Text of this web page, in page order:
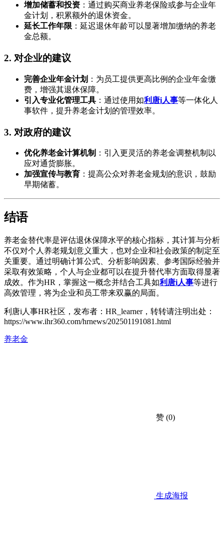
增加储蓄和投资 ：通过购买商业养老保险或参与企业年
金计划，积累额外的退休资金。
延长工作年限 ：延迟退休年龄可以显著增加缴纳的养老
金总额。
2. 对企业的建议
完善企业年金计划 ：为员工提供更高比例的企业年金缴
费，增强其退休保障。
引入专业化管理工具 ：通过使用如利唐i人事等一体化人
事软件，提升养老金计划的管理效率。
3. 对政府的建议
优化养老金计算机制 ：引入更灵活的养老金调整机制以
应对通货膨胀。
加强宣传与教育 ：提高公众对养老金规划的意识，鼓励
早期储蓄。
结语
养老金替代率是评估退休保障水平的核心指标，其计算与分析
不仅对个人养老规划意义重大，也对企业和社会政策的制定至
关重要。通过明确计算公式、分析影响因素、参考国际经验并
采取有效策略，个人与企业都可以在提升替代率方面取得显著
成效。作为HR，掌握这一概念并结合工具如利唐i人事等进行
高效管理，将为企业和员工带来双赢的局面。
利唐i人事HR社区，发布者：HR_learner，转转请注明出处：
https://www.ihr360.com/hrnews/202501191081.html
养老金
赞 (0)
生成海报